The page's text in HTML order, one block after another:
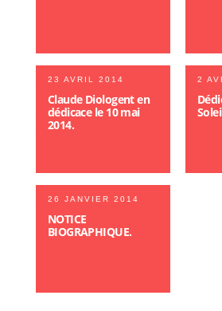
23 AVRIL 2014
Claude Diologent en
dédicace le 10 mai
2014.
2
26 JANVIER 2014
NOTICE
BIOGRAPHIQUE.